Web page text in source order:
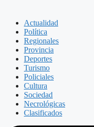
Actualidad
Política
Regionales
Provincia
Deportes
Turismo
Policiales
Cultura
Sociedad
Necrológicas
Clasificados